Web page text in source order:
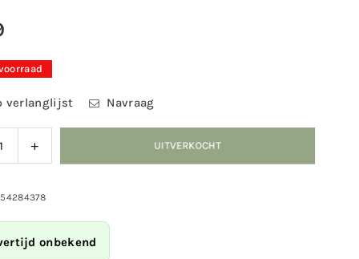
verlanglijst Navraag
Verhoog
de
voor
Pindakaas
UITVERKOCHT
onbekend